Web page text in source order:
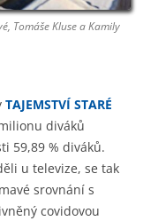
Tomáše Kluse a Kamily
TAJEMSTVÍ STARÉ
diváků
59,89 % diváků.
u televize, se tak
srovnání s
covidovou